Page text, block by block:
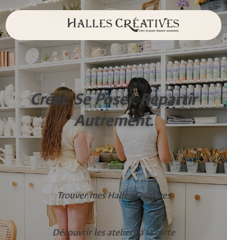
Créer. Se Poser. Repartir
Autrement.
Trouver mes Halles Créatives
Découvrir les ateliers à la carte